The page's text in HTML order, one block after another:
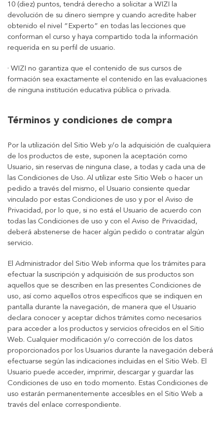
10 (diez) puntos, tendrá derecho a solicitar a WIZI la
devolución de su dinero siempre y cuando acredite haber
obtenido el nivel “Experto” en todas las lecciones que
conforman el curso y haya compartido toda la información
requerida en su perfil de usuario.
· WIZI no garantiza que el contenido de sus cursos de
formación sea exactamente el contenido en las evaluaciones
de ninguna institución educativa pública o privada.
Términos y condiciones de compra
Por la utilización del Sitio Web y/o la adquisición de cualquiera
de los productos de este, suponen la aceptación como
Usuario, sin reservas de ninguna clase, a todas y cada una de
las Condiciones de Uso. Al utilizar este Sitio Web o hacer un
pedido a través del mismo, el Usuario consiente quedar
vinculado por estas Condiciones de uso y por el Aviso de
Privacidad, por lo que, si no está el Usuario de acuerdo con
todas las Condiciones de uso y con el Aviso de Privacidad,
deberá abstenerse de hacer algún pedido o contratar algún
servicio.
El Administrador del Sitio Web informa que los trámites para
efectuar la suscripción y adquisición de sus productos son
aquellos que se describen en las presentes Condiciones de
uso, así como aquellos otros específicos que se indiquen en
pantalla durante la navegación, de manera que el Usuario
declara conocer y aceptar dichos trámites como necesarios
para acceder a los productos y servicios ofrecidos en el Sitio
Web. Cualquier modificación y/o corrección de los datos
proporcionados por los Usuarios durante la navegación deberá
efectuarse según las indicaciones incluidas en el Sitio Web. El
Usuario puede acceder, imprimir, descargar y guardar las
Condiciones de uso en todo momento. Estas Condiciones de
uso estarán permanentemente accesibles en el Sitio Web a
través del enlace correspondiente.